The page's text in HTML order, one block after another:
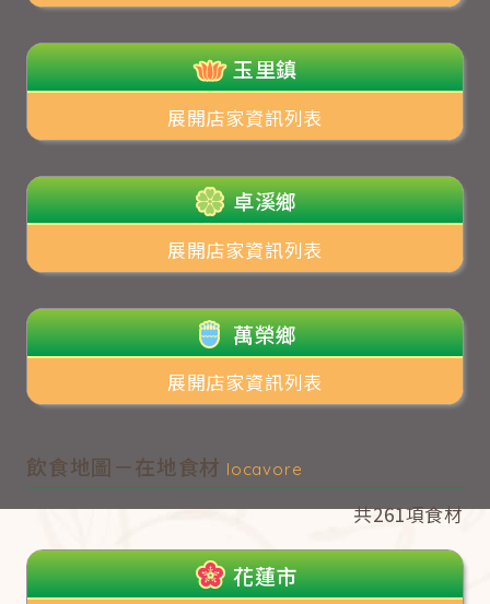
玉里鎮
展開店家資訊列表
卓溪鄉
展開店家資訊列表
萬榮鄉
展開店家資訊列表
飲食地圖－在地食材 locavore
共261項食材
花蓮市